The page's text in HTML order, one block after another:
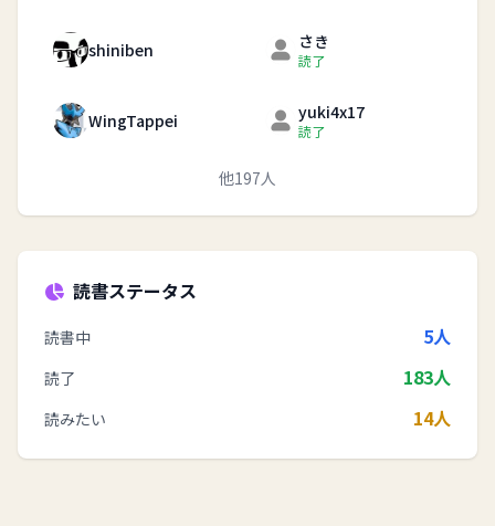
shiniben さき
読了
WingTappei yuki4x17
読了
他197人
読書ステータス
読書中 5人
読了 183人
読みたい 14人